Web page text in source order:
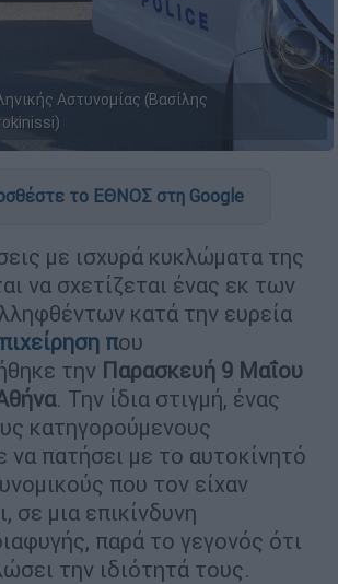
Αστυνομίας (Βασίλης
το ΕΘΝΟΣ στη Google
με ισχυρά κυκλώματα της
να σχετίζεται ένας εκ των
κατά την ευρεία
που
την Παρασκευή 9 Μαΐου
. Την ίδια στιγμή, ένας
κατηγορούμενους
να πατήσει με το αυτοκίνητό
που τον είχαν
σε μια επικίνδυνη
παρά το γεγονός ότι
την ιδιότητά τους.